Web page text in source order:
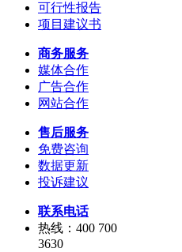
可行性报告
项目建议书
商务服务
媒体合作
广告合作
网站合作
售后服务
免费咨询
数据更新
投诉建议
联系电话
热线：400 700
3630